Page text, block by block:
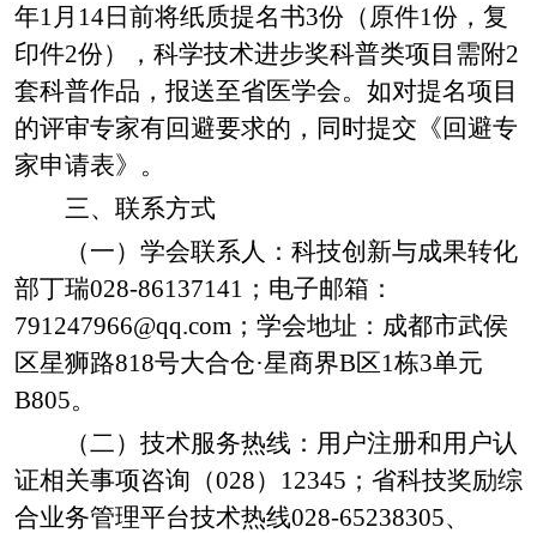
年1月14日前将纸质提名书3份（原件1份，复
印件2份），科学技术进步奖科普类项目需附2
套科普作品，报送至省医学会。如对提名项目
的评审专家有回避要求的，同时提交《回避专
家申请表》。
三、联系方式
（一）学会联系人：科技创新与成果转化
部丁瑞028-86137141；电子邮箱：
791247966@qq.com；学会地址：成都市武侯
区星狮路818号大合仓·星商界B区1栋3单元
B805。
（二）技术服务热线： 用户注册和用户认
证相关事项咨询（028）12345；省科技奖励综
合业务管理平台技术热线028-65238305、